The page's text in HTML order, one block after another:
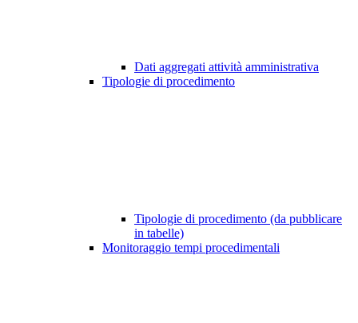
Dati aggregati attività amministrativa
Tipologie di procedimento
Tipologie di procedimento (da pubblicare
in tabelle)
Monitoraggio tempi procedimentali